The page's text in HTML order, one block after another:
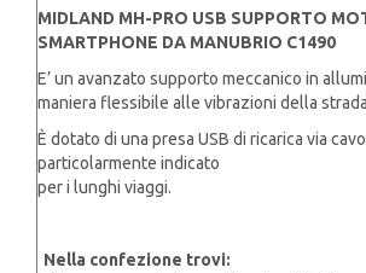
quantità
MIDLAND MH-PRO USB SUPPORTO
SMARTPHONE DA MANUBRIO C1490
E’ un avanzato supporto meccanico in
maniera flessibile alle vibrazioni della
È dotato di una presa USB di ricarica via
particolarmente indicato
per i lunghi viaggi.​
Nella confezione trovi: